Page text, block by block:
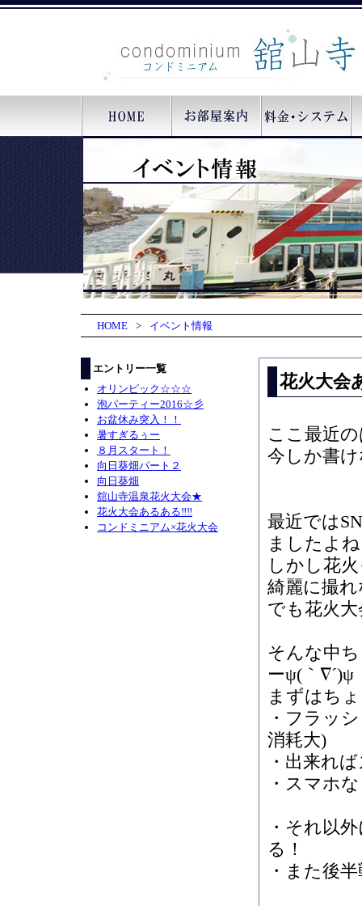
HOME > イベント情報
花火大会
ここ最近
今しか書
最近では
ましたよ
しかし花
綺麗に撮
でも花火
そんな中
ーψ(｀∇´)ψ
まずはち
・フラッ
消耗大)
・出来れ
・スマホ
・それ以
る！
・また後
エントリー一覧
オリンピック☆☆☆
泡パーティー2016☆彡
お盆休み突入！！
暑すぎるぅー
８月スタート！
向日葵畑パート２
向日葵畑
舘山寺温泉花火大会★
花火大会あるある‼︎‼︎
コンドミニアム×花火大会